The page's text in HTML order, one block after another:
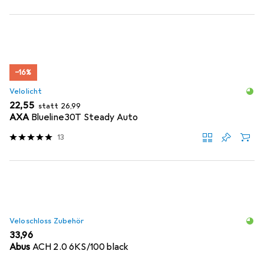
−16%
Velolicht
EUR
22,55 statt EUR
26,99
AXA Blueline30T Steady Auto
13
Veloschloss Zubehör
EUR
33,96
Abus ACH 2.0 6KS/100 black